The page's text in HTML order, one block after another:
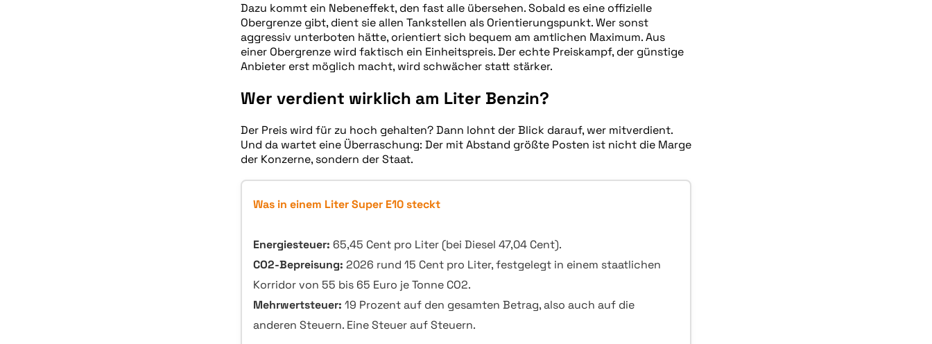
Dazu kommt ein Nebeneffekt, den fast alle übersehen. Sobald es eine offizielle
Obergrenze gibt, dient sie allen Tankstellen als Orientierungspunkt. Wer sonst
aggressiv unterboten hätte, orientiert sich bequem am amtlichen Maximum. Aus
einer Obergrenze wird faktisch ein Einheitspreis. Der echte Preiskampf, der günstige
Anbieter erst möglich macht, wird schwächer statt stärker.
Wer verdient wirklich am Liter Benzin?
Der Preis wird für zu hoch gehalten? Dann lohnt der Blick darauf, wer mitverdient.
Und da wartet eine Überraschung: Der mit Abstand größte Posten ist nicht die Marge
der Konzerne, sondern der Staat.
Was in einem Liter Super E10 steckt
Energiesteuer: 65,45 Cent pro Liter (bei Diesel 47,04 Cent).
CO2-Bepreisung: 2026 rund 15 Cent pro Liter, festgelegt in einem staatlichen
Korridor von 55 bis 65 Euro je Tonne CO2.
Mehrwertsteuer: 19 Prozent auf den gesamten Betrag, also auch auf die
anderen Steuern. Eine Steuer auf Steuern.